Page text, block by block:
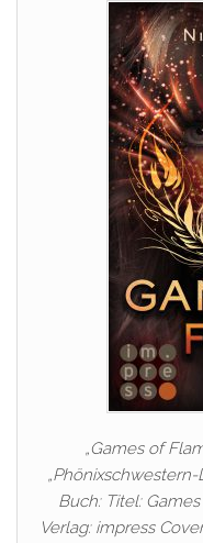
„Games of
Buch: Titel:
Verlag: impress